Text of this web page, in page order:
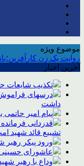
موضوع ویژه
روایت یک زن
آخرین اخبار
تکذیب شایعات
درسهای
داشت
پیام امیر حاتمی
قدردانی
تشییع قائد شهید
ورود پیکر رهبر
عاشورای حسینی